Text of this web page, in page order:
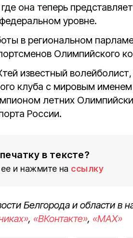
она теперь
уровне.
в региональном
Олимпийского
известный
клуба с мировым
летних
России.
в тексте?
и нажмите на ссылку
Белгорода и области в
, «ВКонтакте», «MAX»